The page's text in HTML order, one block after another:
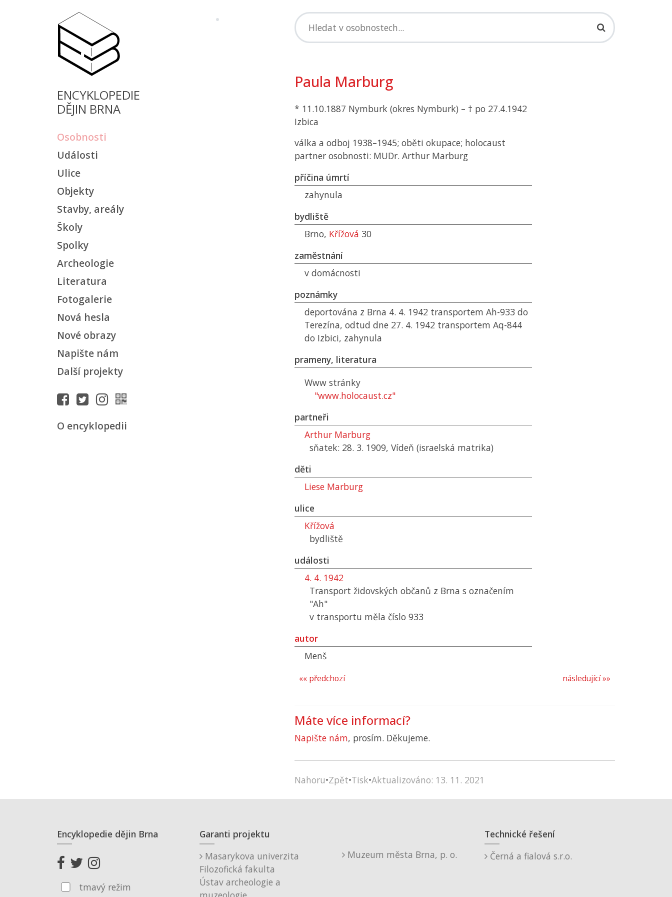
ENCYKLOPEDIE
DĚJIN BRNA
Osobnosti
Události
Ulice
Objekty
Stavby, areály
Školy
Spolky
Archeologie
Literatura
Fotogalerie
Nová hesla
Nové obrazy
Napište nám
Další projekty
O encyklopedii
Paula Marburg
* 11.10.1887 Nymburk (okres Nymburk) – † po 27.4.1942
Izbica
válka a odboj 1938–1945; oběti okupace; holocaust
partner osobnosti: MUDr. Arthur Marburg
příčina úmrtí
zahynula
bydliště
Brno, Křížová 30
zaměstnání
v domácnosti
poznámky
deportována z Brna 4. 4. 1942 transportem Ah-933 do
Terezína, odtud dne 27. 4. 1942 transportem Aq-844
do Izbici, zahynula
prameny, literatura
Www stránky
"www.holocaust.cz"
partneři
Arthur Marburg
sňatek: 28. 3. 1909, Vídeň (israelská matrika)
děti
Liese Marburg
ulice
Křížová
bydliště
události
4. 4. 1942
Transport židovských občanů z Brna s označením
"Ah"
v transportu měla číslo 933
autor
Menš
následující »»
«« předchozí
Máte více informací?
Napište nám, prosím. Děkujeme.
Nahoru•Zpět•Tisk•Aktualizováno: 13. 11. 2021
Encyklopedie dějin Brna
tmavý režim
Garanti projektu
Masarykova univerzita
Filozofická fakulta
Ústav archeologie a
Muzeum města Brna, p. o.
Technické řešení
Černá a fialová s.r.o.